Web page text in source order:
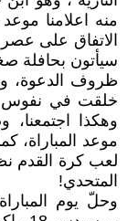
منه اعلامنا
الاتفاق على
سيأتون بحافلة
ظروف الدعوة،
خلقت في نفوس
وهكذا
موعد المباراة،
لعب كرة القدم
المتحدي!
وحلّ يوم